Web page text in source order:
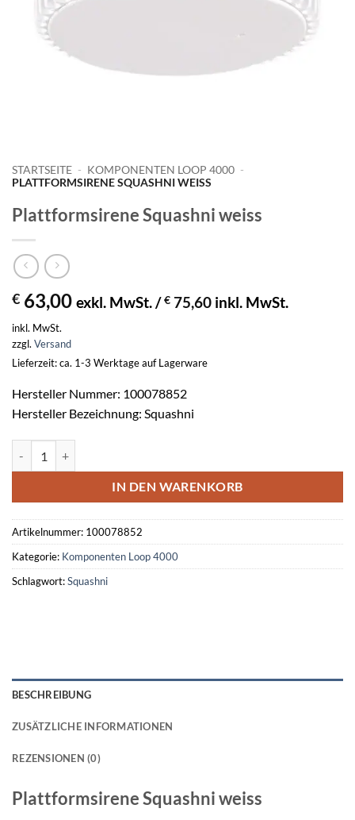
STARTSEITE - KOMPONENTEN LOOP 4000 -
PLATTFORMSIRENE SQUASHNI WEISS
Plattformsirene Squashni weiss
€ 63,00 exkl. MwSt. /€ 75,60 inkl. MwSt.
inkl. MwSt.
zzgl. Versand
Lieferzeit: ca. 1-3 Werktage auf Lagerware
Hersteller Nummer: 100078852
Hersteller Bezeichnung: Squashni
IN DEN WARENKORB
Artikelnummer: 100078852
Kategorie: Komponenten Loop 4000
Schlagwort:Squashni
BESCHREIBUNG
ZUSÄTZLICHE INFORMATIONEN
REZENSIONEN (0)
PlattformsireneSquashni weiss